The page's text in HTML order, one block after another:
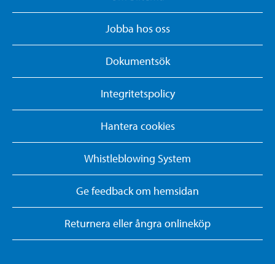
Jobba hos oss
Dokumentsök
Integritetspolicy
Hantera cookies
Whistleblowing System
Ge feedback om hemsidan
Returnera eller ångra onlineköp